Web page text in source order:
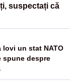
suspectați că
lovi un stat NATO
spune despre